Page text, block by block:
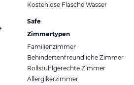
Kostenlose Flasche Wasser
Safe
Zimmertypen
Familienzimmer
Behindertenfreundliche Zimmer
Rollstuhlgerechte Zimmer
Allergikerzimmer